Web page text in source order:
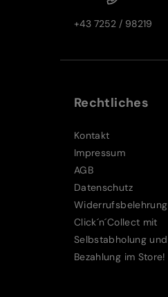
+43 7252 / 98219
Rechtliches
Kontakt
Impressum
AGB
Datenschutz
Widerrufsbelehrung
Click´n´Collect mit
Selbstabholung und
Bezahlung im Store!